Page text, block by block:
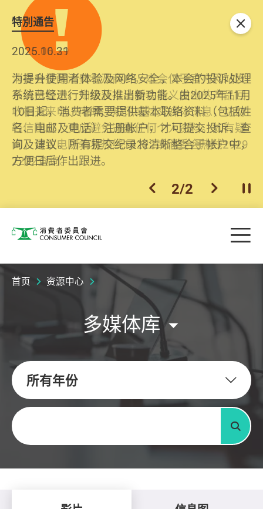
特別通告
2026.06.29
消委会提醒消费者及商户，本会仅于官方网站发
布消费警示。如接获以消委会名义发出的产品回
收相关来电、电邮、短讯或社交媒体讯息，切勿
轻信回应，更应避免透露任何个人资料。如有疑
问，请致电防骗易热线18222或消委会热线2929
2222查询。
2025.10.31
为提升使用者体验及网络安全，本会的投诉处理
系统已经进行升级及推出新功能。由2025年11月
10日起，消费者需要提供基本联络资料（包括姓
名、电邮及电话）注册帐户，才可提交投诉、查
询及建议。所有提交纪录将清晰整合于帐户中，
方便日后作出跟进。
上一个
2/2 下一个开
关闭
消费者委员会 目
首页 资源中心
多媒体库
所有年份
关键字
搜寻